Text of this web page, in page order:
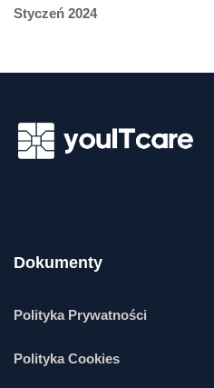
Styczeń 2024
Dokumenty
Polityka Prywatności
Polityka Cookies